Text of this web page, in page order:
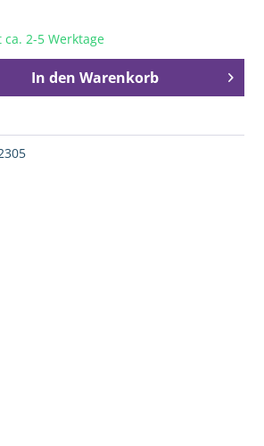
2-5 Werktage
In den Warenkorb